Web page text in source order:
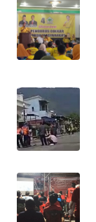
WN
KALTARA
KALSEL
WN
KALTIM
WN
SULSEL